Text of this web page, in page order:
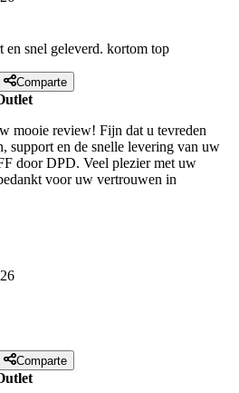
en snel geleverd. kortom top
Comparte
mooie review! Fijn dat u tevreden
support en de snelle levering van uw
door DPD. Veel plezier met uw
voor uw vertrouwen in
Comparte